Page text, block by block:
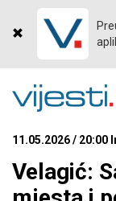
11.05.2026 / 20:00
Velagić: